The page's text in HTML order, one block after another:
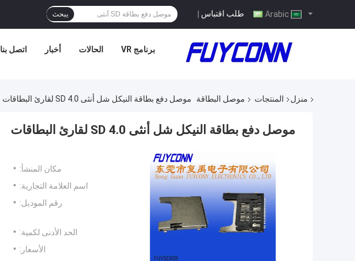
طلب اقتباس | يبحث
اتصل بنا أخبار الحالات برنامج VR
منزل المنتجات موصل البطاقة موصل دفع بطاقة النيكل شل أنثى 4.0 SD لقارئ البطاقات
موصل دفع بطاقة النيكل شل أنثى 4.0 SD لقارئ البطاقات
مكان المنشأ:
اسم العلامة التجارية:
رقم الموديل:
الحد الأدنى لكمية:
الأسعار: